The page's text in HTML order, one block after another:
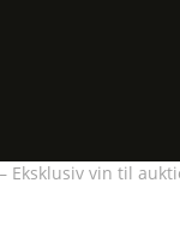
Eksklusiv vin til